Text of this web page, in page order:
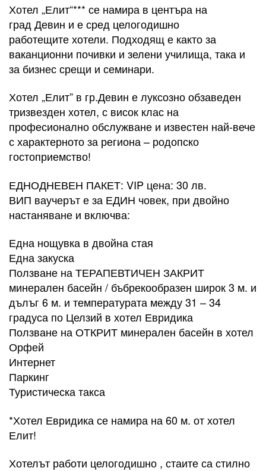
Хотел „Елит“*** се намира в центъра на
град Девин и е сред целогодишно
работещите хотели. Подходящ е както за
ваканционни почивки и зелени училища, така и
за бизнес срещи и семинари.
Хотел „Елит” в гр.Девин е луксозно обзаведен
тризвезден хотел, с висок клас на
професионално обслужване и известен най-вече
с характерното за региона – родопско
гостоприемство!
ЕДНОДНЕВЕН ПАКЕТ: VIP цена: 30 лв.
ВИП ваучерът е за ЕДИН човек, при двойно
настаняване и включва:
Една нощувка в двойна стая
Една закуска
Ползване на ТЕРАПЕВТИЧЕН ЗАКРИТ
минерален басейн / бъбрекообразен широк 3 м. и
дълъг 6 м. и температурата между 31 – 34
градуса по Целзий в хотел Евридика
Ползване на ОТКРИТ минерален басейн в хотел
Орфей
Интернет
Паркинг
Туристическа такса
​*Хотел Евридика се намира на 60 м. от хотел
Елит!
Хотелът работи целогодишно , стаите са стилно